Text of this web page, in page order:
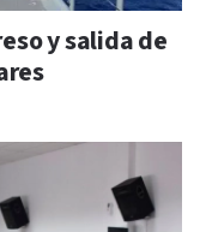
y salida de